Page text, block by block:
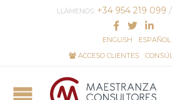
LLÁMENOS: +34 954 219 099 /
ENGLISH
ESPAÑOL
ACCESO CLIENTES